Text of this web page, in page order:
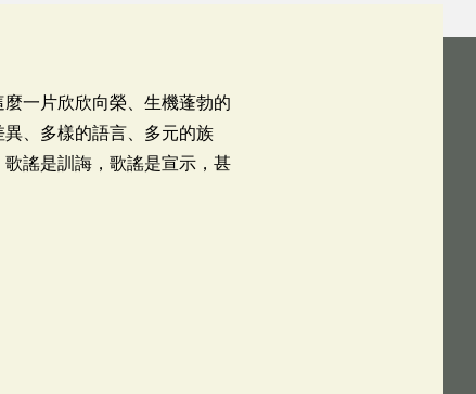
一片欣欣向榮、生機蓬勃的
、多樣的語言、多元的族
謠是訓誨，歌謠是宣示，甚